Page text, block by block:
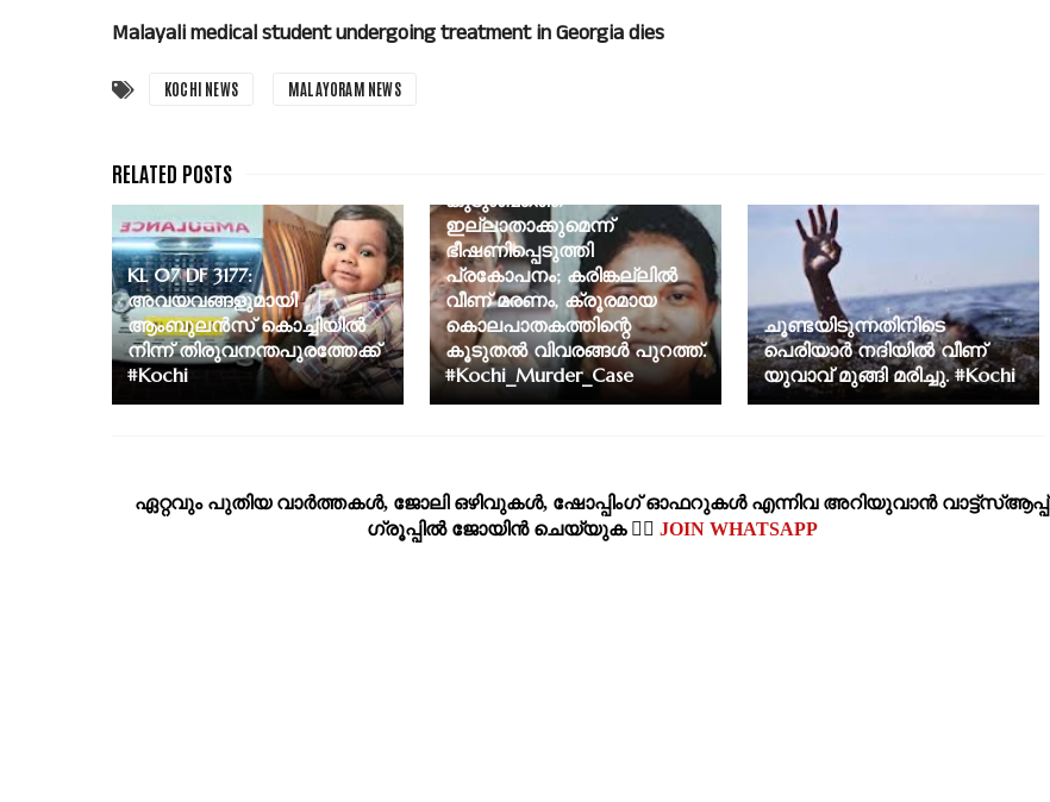
Malayali medical student undergoing treatment in Georgia dies
KOCHI NEWS MALAYORAM NEWS
KL 07 DF 3177:
അവയവങ്ങളുമായി
ആംബുലൻസ് കൊച്ചിയിൽ
നിന്ന് തിരുവനന്തപുരത്തേക്ക്
#Kochi
കുടുംബത്തെ
ഇല്ലാതാക്കുമെന്ന്
ഭീഷണിപ്പെടുത്തി
പ്രകോപനം; കരിങ്കല്ലിൽ
വീണ് മരണം, ക്രൂരമായ
കൊലപാതകത്തിന്റെ
കൂടുതൽ വിവരങ്ങൾ പുറത്ത്.
#Kochi_Murder_Case
ചൂണ്ടയിടുന്നതിനിടെ
പെരിയാർ നദിയിൽ വീണ്
യുവാവ് മുങ്ങി മരിച്ചു. #Kochi
ഏറ്റവും പുതിയ വാര്‍ത്തകള്‍, ജോലി ഒഴിവുകള്‍, ഷോപ്പിംഗ്‌ ഓഫറുകള്‍ എന്നിവ അറിയുവാന്‍ വാട്ട്സ്ആപ്പ്
ഗ്രൂപ്പില്‍ ജോയിന്‍ ചെയ്യുക 👉🏽 JOIN WHATSAPP